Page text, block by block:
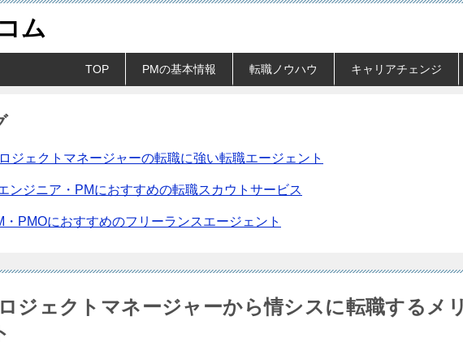
ム
TOP PMの基本情報 転職ノウハウ キャリアチェンジ
ジェクトマネージャーの転職に強い転職エージェント
ンジニア・PMにおすすめの転職スカウトサービス
・PMOにおすすめのフリーランスエージェント
ロジェクトマネージャーから情シスに転職するメ